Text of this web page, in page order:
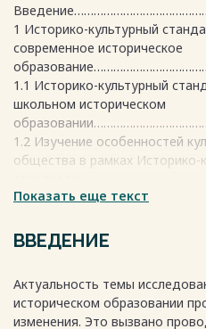
1 Историко-культурный
современное историческое
1.1 Историко-культурный
школьном историческом
1.2 Изучение особенностей
общества в рамках Историко-
2 Методические аспекты
2.1 Педагогический анализ
2.2 Приемы и средства
Показать еще текст
ВВЕДЕНИЕ
Актуальность темы
историческом образовании
изменения. Это вызвано